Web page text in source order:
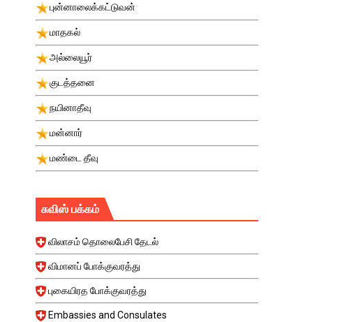
புன்னாலைக்கட்டுவன்
மாதகல்
அல்லையூர்
குடத்தனை
நயினாதீவு
மன்னார்
மண்டை தீவு
சுவிஸ் பக்கம்
விலாசம் தொலைபேசி தேடல்
விமானப் போக்குவரத்து
புகையிரத போக்குவரத்து
Embassies and Consulates